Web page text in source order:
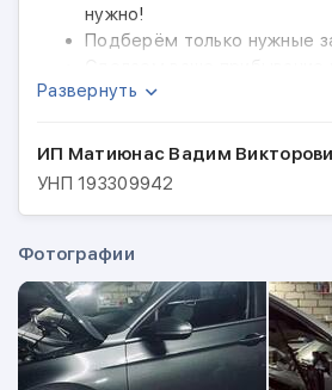
нужно!
Подберём только нужные
максимально комфортным!
автозапчасти!
Максимально сбережём
Добро пожаловать!
Развернуть
ИП Матиюнас Вадим
УНП193309942
Фотографии